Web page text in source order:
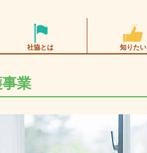
社協とは 知りたい
業